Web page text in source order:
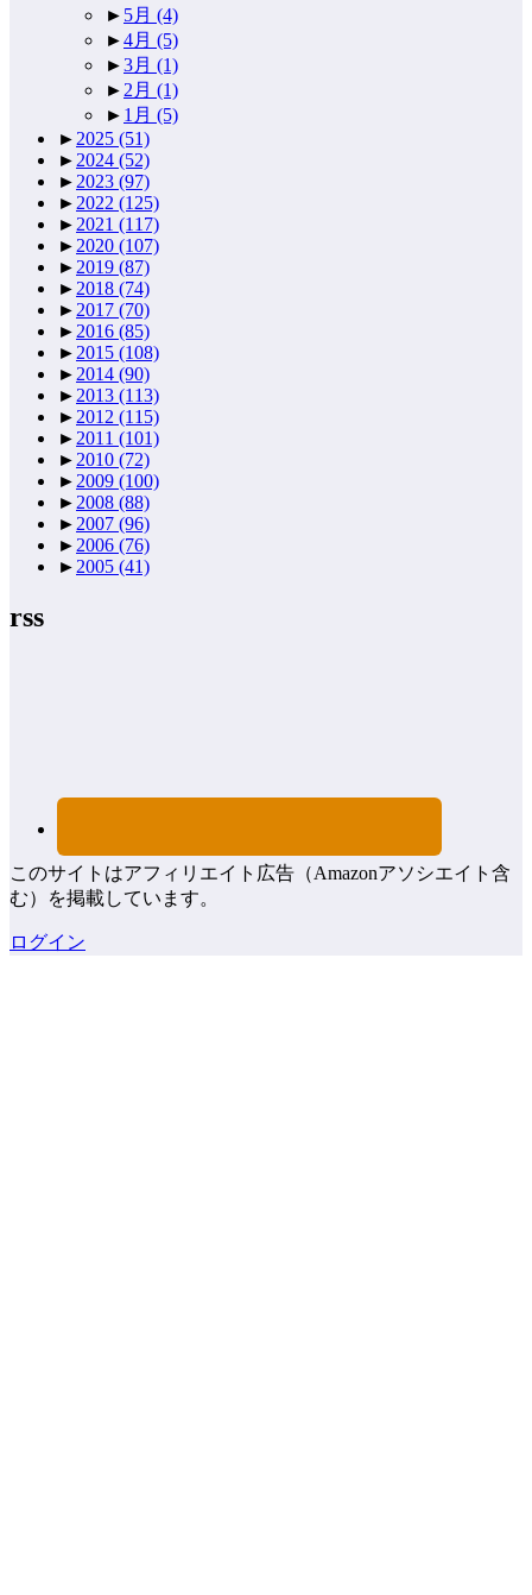
► 5月 (4)
►4月 (5)
►3月 (1)
► 2月 (1)
► 1月 (5)
► 2025 (51)
► 2024 (52)
► 2023 (97)
► 2022 (125)
► 2021 (117)
► 2020 (107)
► 2019 (87)
► 2018 (74)
► 2017 (70)
► 2016 (85)
► 2015 (108)
► 2014 (90)
► 2013 (113)
► 2012 (115)
► 2011 (101)
► 2010 (72)
► 2009 (100)
► 2008 (88)
► 2007 (96)
► 2006 (76)
► 2005 (41)
rss
このサイトはアフィリエイト広告（Amazonアソシエイト含
む）を掲載しています。
ログイン